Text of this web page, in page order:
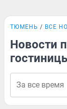
ТЮМЕНЬ ВСЕ
Новости